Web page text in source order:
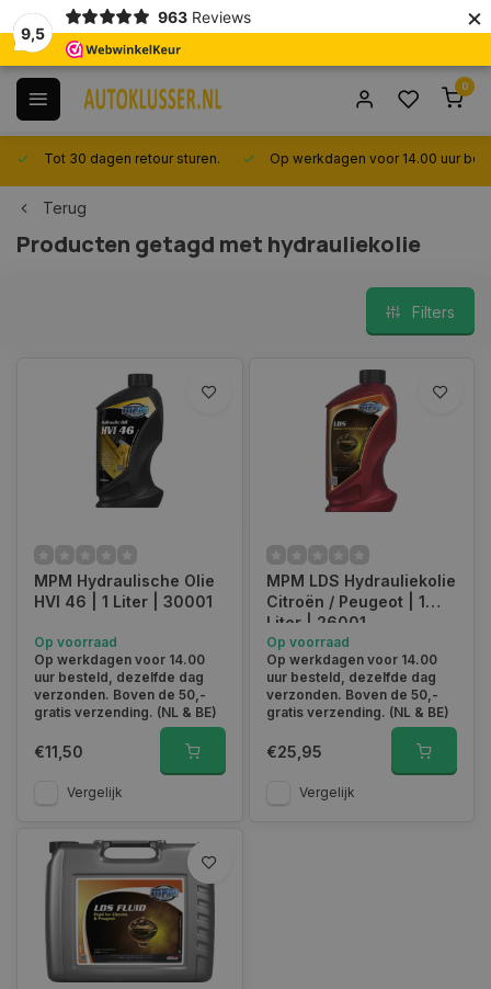
9,5
963 Reviews ×
0
Tot 30 dagen retour sturen. Op werkdagen voor 14.00 uur
Terug
Producten getagd met hydrauliekolie
Filters
MPM Hydraulische Olie
HVI 46 | 1 Liter | 30001
Op voorraad
Op werkdagen voor 14.00
uur besteld, dezelfde dag
verzonden. Boven de 50,-
gratis verzending. (NL & BE)
€11,50
Vergelijk
MPM LDS Hydrauliekolie
Citroën / Peugeot | 1
Liter | 26001
Op voorraad
Op werkdagen voor 14.00
uur besteld, dezelfde dag
verzonden. Boven de 50,-
gratis verzending. (NL & BE)
€25,95
Vergelijk